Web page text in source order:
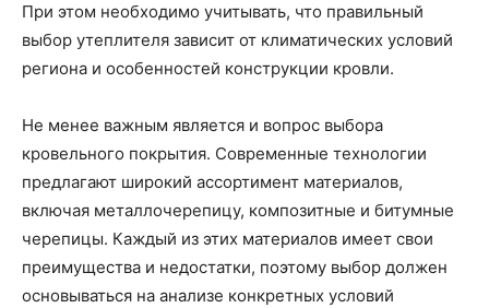
При этом необходимо учитывать, что правильный
выбор утеплителя зависит от климатических условий
региона и особенностей конструкции кровли.
Не менее важным является и вопрос выбора
кровельного покрытия. Современные технологии
предлагают широкий ассортимент материалов,
включая металлочерепицу, композитные и битумные
черепицы. Каждый из этих материалов имеет свои
преимущества и недостатки, поэтому выбор должен
основываться на анализе конкретных условий